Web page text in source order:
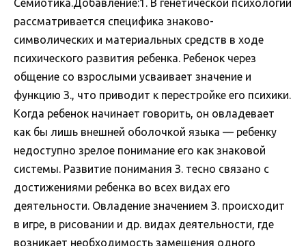
Семиотика.Добавление:1. В генетической психологии
рассматривается специфика знаково-
символических и материальных средств в ходе
психического развития ребенка. Ребенок через
общение со взрослыми усваивает значение и
функцию З., что приводит к перестройке его психики.
Когда ребенок начинает говорить, он овладевает
как бы лишь внешней оболочкой языка — ребенку
недоступно зрелое понимание его как знаковой
системы. Развитие понимания З. тесно связано с
достижениями ребенка во всех видах его
деятельности. Овладение значением З. происходит
в игре, в рисовании и др. видах деятельности, где
возникает необходимость замещения одного